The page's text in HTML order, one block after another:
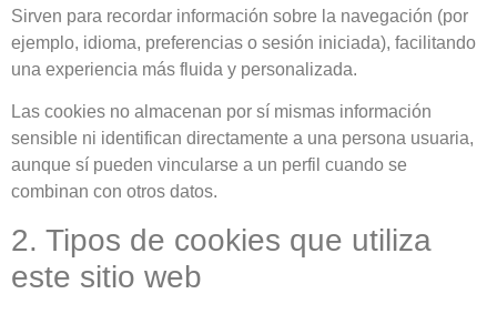
Sirven para recordar información sobre la navegación (por
ejemplo, idioma, preferencias o sesión iniciada), facilitando
una experiencia más fluida y personalizada.
Las cookies no almacenan por sí mismas información
sensible ni identifican directamente a una persona usuaria,
aunque sí pueden vincularse a un perfil cuando se
combinan con otros datos.
2. Tipos de cookies que utiliza
este sitio web